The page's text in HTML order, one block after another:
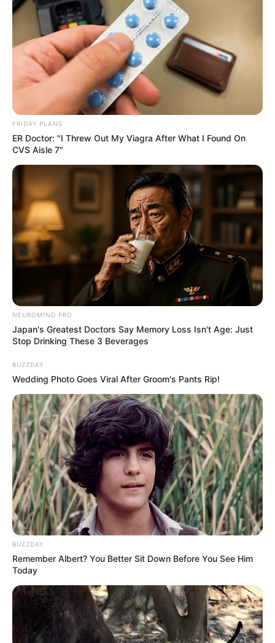
FRIDAY PLANS
ER Doctor: "I Threw Out My Viagra After What I Found On
CVS Aisle 7"
NEUROMIND PRO
Japan's Greatest Doctors Say Memory Loss Isn't Age: Just
Stop Drinking These 3 Beverages
BUZZDAY
Wedding Photo Goes Viral After Groom's Pants Rip!
BUZZDAY
Remember Albert? You Better Sit Down Before You See Him
Today